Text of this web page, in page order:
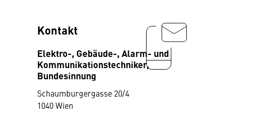
Kontakt
Elektro-, Gebäude-, Alarm- und
Kommunikationstechniker,
Bundesinnung
Schaumburgergasse 20/4
1040 Wien